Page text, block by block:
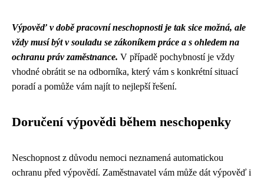
Výpověď v době pracovní neschopnosti je tak sice možná, ale
vždy musí být v souladu se zákoníkem práce a s ohledem na
ochranu práv zaměstnance. V případě pochybností je vždy
vhodné obrátit se na odborníka, který vám s konkrétní situací
poradí a pomůže vám najít to nejlepší řešení.
Doručení výpovědi během neschopenky
Neschopnost z důvodu nemoci neznamená automatickou
ochranu před výpovědí. Zaměstnavatel vám může dát výpověď i